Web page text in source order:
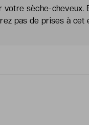
votre sèche-cheveux.
pas de prises à cet